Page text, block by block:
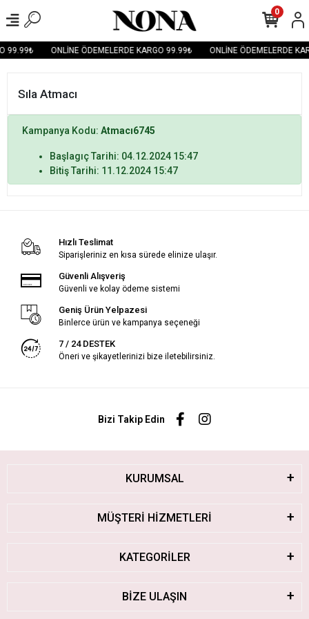
99.99₺ ONLİNE ÖDEMELERDE KARGO 99.99₺ ONLİNE ÖDEMELERDE
0
Sıla Atmacı
Kampanya Kodu: Atmacı6745
Başlagıç Tarihi: 04.12.2024 15:47
Bitiş Tarihi: 11.12.2024 15:47
Hızlı Teslimat
Siparişleriniz en kısa sürede elinize ulaşır.
Güvenli Alışveriş
Güvenli ve kolay ödeme sistemi
Geniş Ürün Yelpazesi
Binlerce ürün ve kampanya seçeneği
7 / 24 DESTEK
Öneri ve şikayetlerinizi bize iletebilirsiniz.
Bizi Takip Edin
KURUMSAL
MÜŞTERİ HİZMETLERİ
KATEGORİLER
BİZE ULAŞIN